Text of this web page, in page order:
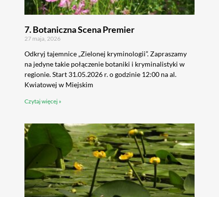
7. Botaniczna Scena Premier
27 maja, 2026
Odkryj tajemnice „Zielonej kryminologii”. Zapraszamy
na jedyne takie połączenie botaniki i kryminalistyki w
regionie. Start 31.05.2026 r. o godzinie 12:00 na al.
Kwiatowej w Miejskim
Czytaj więcej »